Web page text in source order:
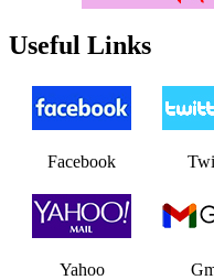
Useful Links
Facebook
Yahoo